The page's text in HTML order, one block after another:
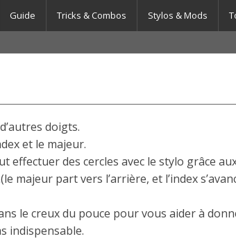
Guide Tricks & Combos Stylos & Mods
doigts.
et le majeur.
effectuer des cercles avec le stylo grâce
majeur part vers l’arrière, et l’index
le creux du pouce pour vous aider à
indispensable.